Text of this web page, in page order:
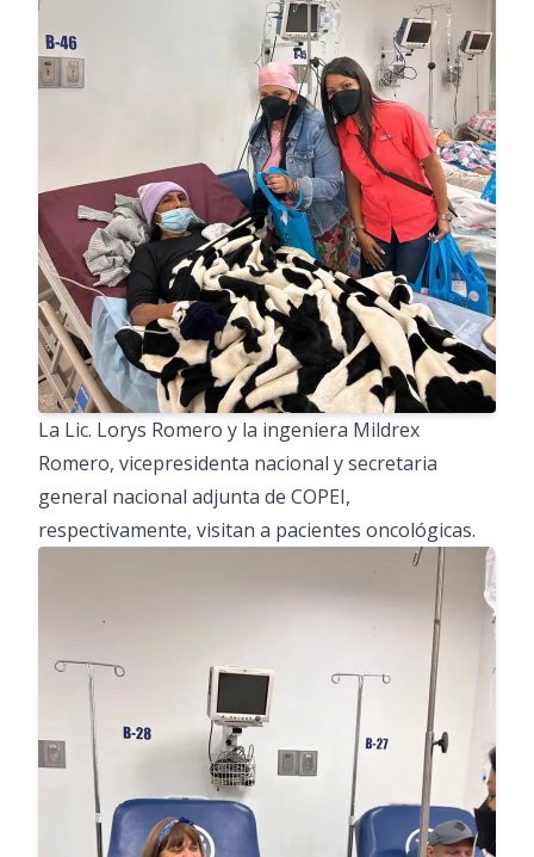
La Lic. Lorys Romero y la ingeniera Mildrex
Romero, vicepresidenta nacional y secretaria
general nacional adjunta de COPEI,
respectivamente, visitan a pacientes oncológicas.